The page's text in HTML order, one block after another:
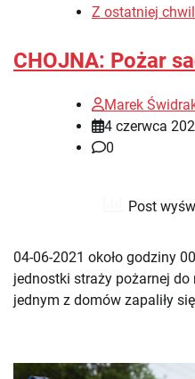
Z ostatniej
CHOJNA: Pożar
Marek
4 czerwca
0
Post
04-06-2021 około godziny
jednostki straży pożarnej
jednym z domów zapaliły